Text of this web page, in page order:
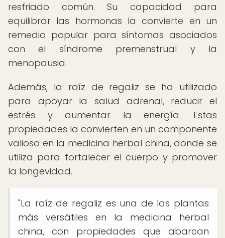
resfriado común. Su capacidad para
equilibrar las hormonas la convierte en un
remedio popular para síntomas asociados
con el síndrome premenstrual y la
menopausia.
Además, la raíz de regaliz se ha utilizado
para apoyar la salud adrenal, reducir el
estrés y aumentar la energía. Estas
propiedades la convierten en un componente
valioso en la medicina herbal china, donde se
utiliza para fortalecer el cuerpo y promover
la longevidad.
"La raíz de regaliz es una de las plantas
más versátiles en la medicina herbal
china, con propiedades que abarcan